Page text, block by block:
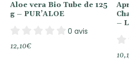
Aloe vera Bio Tube de 125
g – PUR’ALOE
0 avis
12,10€
–